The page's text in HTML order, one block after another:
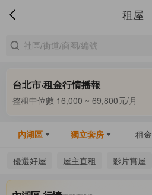
租屋
台北市·租金行情播報
合租中位數 9,800 ~ 13,000元/月
整租中位數 16,000 ~ 69,800元/月
內湖區 獨立套房 租金
優選好屋 屋主直租 影片賞屋